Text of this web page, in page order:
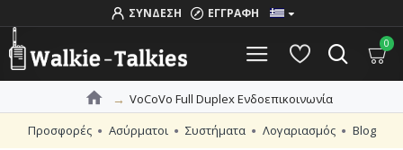
ΣΥΝΔΕΣΗ ΕΓΓΡΑΦΗ
0
VoCoVo Full Duplex Ενδοεπικοινωνία
Προσφορές
Ασύρματοι Συστήματα Λογαριασμός Blog